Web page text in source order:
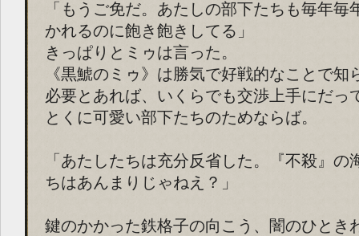
「もうご免だ。あたしの部下たちも毎年毎
かれるのに飽き飽きしてる」
きっぱりとミゥは言った。
《黒鯱のミゥ》は勝気で好戦的なことで知
必要とあれば、いくらでも交渉上手にだっ
とくに可愛い部下たちのためならば。
「あたしたちは充分反省した。『不殺』の
ちはあんまりじゃねえ？」
鍵のかかった鉄格子の向こう、闇のひとき